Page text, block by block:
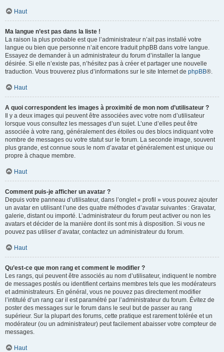
Haut
Ma langue n’est pas dans la liste !
La raison la plus probable est que l’administrateur n’ait pas installé votre
langue ou bien que personne n’ait encore traduit phpBB dans votre langue.
Essayez de demander à un administrateur du forum d’installer la langue
désirée. Si elle n’existe pas, n’hésitez pas à créer et partager une nouvelle
traduction. Vous trouverez plus d’informations sur le site Internet de phpBB®.
Haut
A quoi correspondent les images à proximité de mon nom d’utilisateur ?
Il y a deux images qui peuvent être associées avec votre nom d’utilisateur
lorsque vous consultez les messages d’un sujet. L’une d’elles peut être
associée à votre rang, généralement des étoiles ou des blocs indiquant votre
nombre de messages ou votre statut sur le forum. La seconde image, souvent
plus grande, est connue sous le nom d’avatar et généralement est unique ou
propre à chaque membre.
Haut
Comment puis-je afficher un avatar ?
Depuis votre panneau d’utilisateur, dans l’onglet « profil » vous pouvez ajouter
un avatar en utilisant l’une des quatre méthodes d’avatar suivantes : Gravatar,
galerie, distant ou importé. L’administrateur du forum peut activer ou non les
avatars et décider de la manière dont ils sont mis à disposition. Si vous ne
pouvez pas utiliser d’avatar, contactez un administrateur du forum.
Haut
Qu’est-ce que mon rang et comment le modifier ?
Les rangs, qui peuvent être associés au nom d’utilisateur, indiquent le nombre
de messages postés ou identifient certains membres tels que les modérateurs
et administrateurs. En général, vous ne pouvez pas directement modifier
l’intitulé d’un rang car il est paramétré par l’administrateur du forum. Évitez de
poster des messages sur le forum dans le seul but de passer au rang
supérieur. Sur la plupart des forums, cette pratique est rarement tolérée et un
modérateur (ou un administrateur) peut facilement abaisser votre compteur de
messages.
Haut